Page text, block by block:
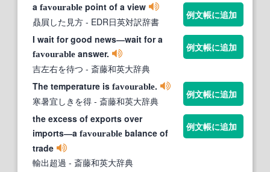
a favourable point of a view
贔屓した見方 - EDR日英対訳辞書
例文帳に追加
I wait for good news―wait for a
favourable answer.
吉左右を待つ - 斎藤和英大辞典
例文帳に追加
The temperature is favourable.
寒暑宜しきを得 - 斎藤和英大辞典
例文帳に追加
the excess of exports over
imports―a favourable balance of
trade
輸出超過 - 斎藤和英大辞典
例文帳に追加